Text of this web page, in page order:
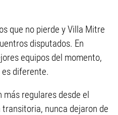
que no pierde y Villa Mitre
disputados. En
equipos del momento,
diferente.
más regulares desde el
nunca dejaron de